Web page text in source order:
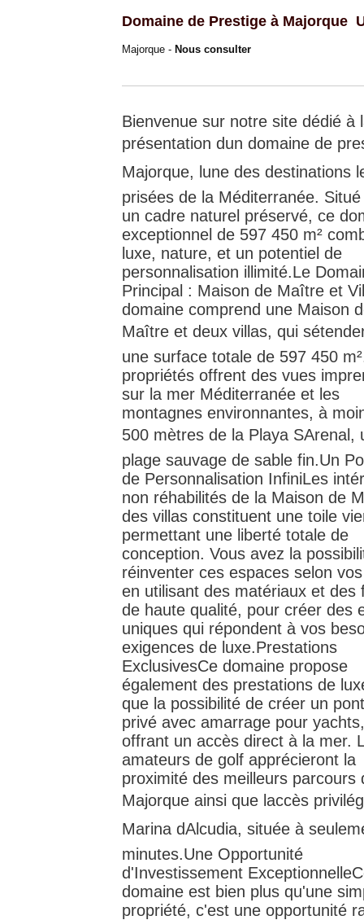
Domaine de Prestige à Majorque 
Majorque - Nous consulter
Bienvenue sur notre site dédié à
présentation dun domaine de
Majorque, lune des destinations
prisées de la Méditerranée.
un cadre naturel préservé, ce
exceptionnel de 597 450 m²
luxe, nature, et un potentiel de
personnalisation illimité.Le
Principal : Maison de Maître et
domaine comprend une Maison
Maître et deux villas, qui
une surface totale de 597 450
propriétés offrent des vues
sur la mer Méditerranée et les
montagnes environnantes, à
500 mètres de la Playa SArenal,
plage sauvage de sable fin.Un
de Personnalisation InfiniLes
non réhabilités de la Maison de
des villas constituent une toile
permettant une liberté totale de
conception. Vous avez la
réinventer ces espaces selon
en utilisant des matériaux et des
de haute qualité, pour créer des
uniques qui répondent à vos
exigences de luxe.Prestations
ExclusivesCe domaine propose
également des prestations de
que la possibilité de créer un
privé avec amarrage pour
offrant un accès direct à la mer.
amateurs de golf apprécieront la
proximité des meilleurs parcours
Majorque ainsi que laccès
Marina dAlcudia, située à
minutes.Une Opportunité
d'Investissement
domaine est bien plus qu'une
propriété, c'est une opportunité